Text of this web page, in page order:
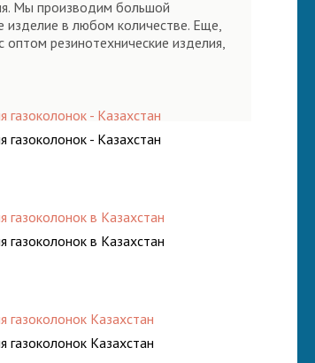
Мы производим большой
изделие в любом количестве. Еще,
резинотехнические изделия,
газоколонок - Казахстан
газоколонок - Казахстан
газоколонок в Казахстан
газоколонок в Казахстан
газоколонок Казахстан
газоколонок Казахстан